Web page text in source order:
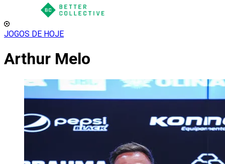
JOGOS DE HOJE
Arthur Melo